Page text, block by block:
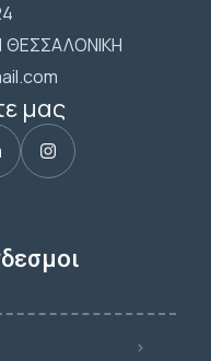
ΘΕΣΣΑΛΟΝΙΚΗ
μας